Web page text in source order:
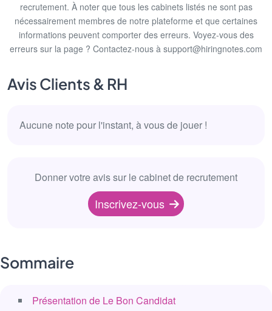
recrutement. À noter que tous les cabinets listés ne sont pas
nécessairement membres de notre plateforme et que certaines
informations peuvent comporter des erreurs. Voyez-vous des
erreurs sur la page ? Contactez-nous à support@hiringnotes.com
Avis Clients & RH
Aucune note pour l'instant, à vous de jouer !
Donner votre avis sur le cabinet de recrutement
Inscrivez-vous
Sommaire
Présentation de Le Bon Candidat